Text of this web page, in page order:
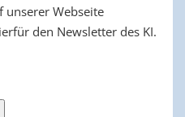
unserer Webseite
den Newsletter des KI.